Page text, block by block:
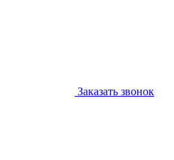
Заказать звонок